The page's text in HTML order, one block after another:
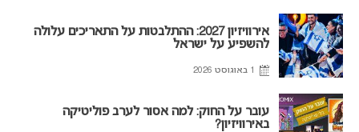
אירוויזיון 2027: ההתלבטות על התאריכים עלולה
להשפיע על ישראל
1 באוגוסט 2026
עובר על החוק: למה אסור לערב פוליטיקה
באירוויזיון?